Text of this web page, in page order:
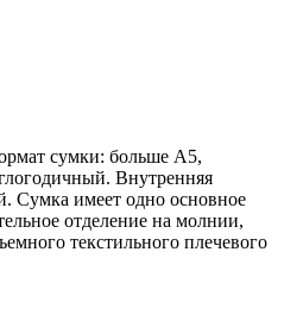
сумки: больше А5,
Внутренняя
Сумка имеет одно основное
отделение на молнии,
текстильного плечевого